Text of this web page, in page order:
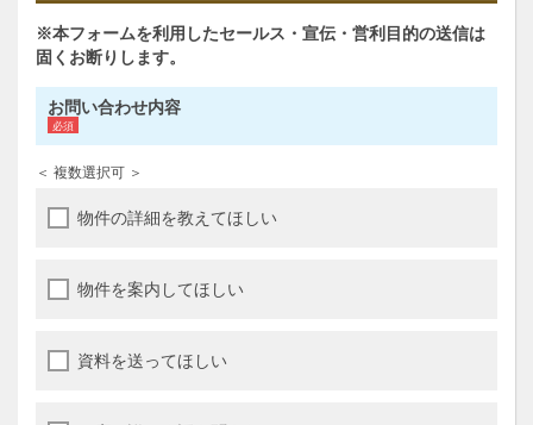
※本フォームを利用したセールス・宣伝・営利目的の送信は
固くお断りします。
お問い合わせ内容
＜ 複数選択可 ＞
物件の詳細を教えてほしい
物件を案内してほしい
資料を送ってほしい